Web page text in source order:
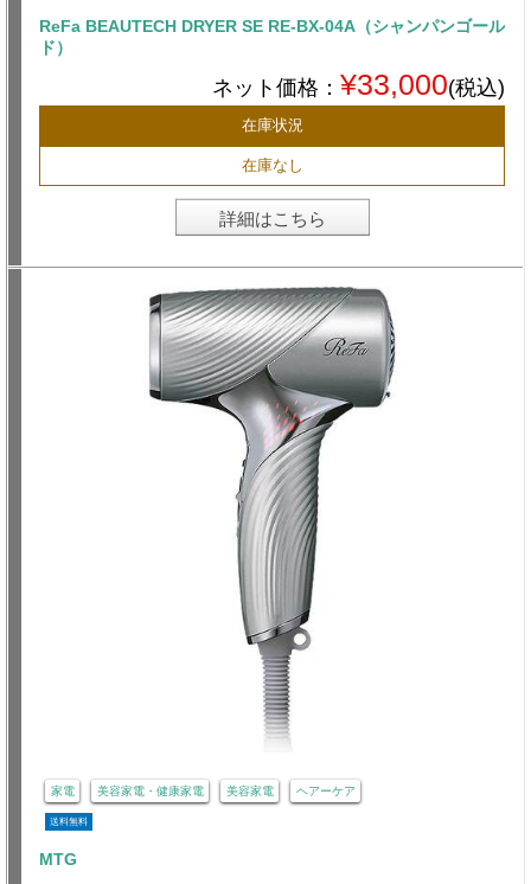
ReFa BEAUTECH DRYER SE RE-BX-04A（シャンパンゴール
ド）
ネット価格： ¥33,000(税込)
在庫状況
在庫なし
詳細はこちら
家電 美容家電・健康家電 美容家電 ヘアーケア
送料無料
MTG